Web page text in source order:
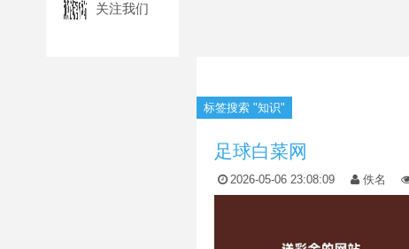
关注我们
标签搜索 "知识"
足球白菜网
2026-05-06 23:08:09 佚名